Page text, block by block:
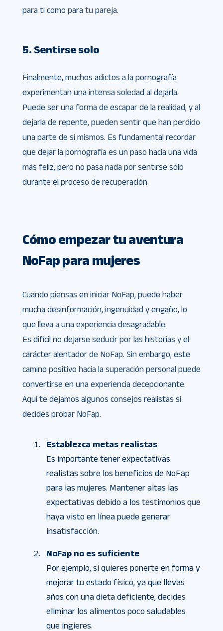
para ti como para tu pareja.
5. Sentirse solo
Finalmente, muchos adictos a la pornografía
experimentan una intensa soledad al dejarla.
Puede ser una forma de escapar de la realidad, y al
dejarla de repente, pueden sentir que han perdido
una parte de sí mismos. Es fundamental recordar
que dejar la pornografía es un paso hacia una vida
más feliz, pero no pasa nada por sentirse solo
durante el proceso de recuperación.
Cómo empezar tu aventura
NoFap para mujeres
Cuando piensas en iniciar NoFap, puede haber
mucha desinformación, ingenuidad y engaño, lo
que lleva a una experiencia desagradable.
Es difícil no dejarse seducir por las historias y el
carácter alentador de NoFap. Sin embargo, este
camino positivo hacia la superación personal puede
convertirse en una experiencia decepcionante.
Aquí te dejamos algunos consejos realistas si
decides probar NoFap.
Establezca metas realistas
Es importante tener expectativas
realistas sobre los beneficios de NoFap
para las mujeres. Mantener altas las
expectativas debido a los testimonios que
haya visto en línea puede generar
insatisfacción.
NoFap no es suficiente
Por ejemplo, si quieres ponerte en forma y
mejorar tu estado físico, ya que llevas
años con una dieta deficiente, decides
eliminar los alimentos poco saludables
que ingieres.